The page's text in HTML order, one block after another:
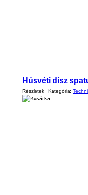
Húsvéti dísz
Részletek Kategória: